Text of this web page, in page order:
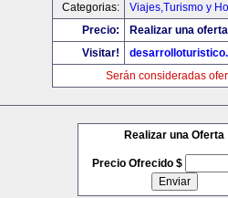
Categorias:
Viajes,Turismo y
Precio:
Realizar una
Visitar!
Serán consideradas
Realizar una Oferta
Precio Ofrecido $